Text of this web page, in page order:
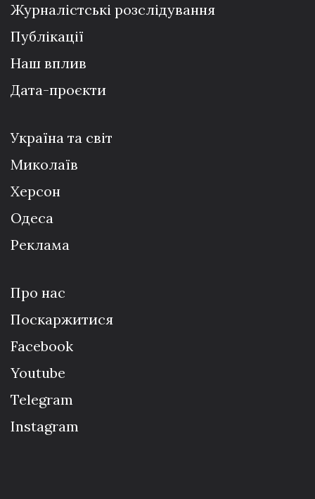
Журналістські розслідування
Публікації
Наш вплив
Дата-проєкти
Україна та світ
Миколаїв
Херсон
Одеса
Реклама
Про нас
Поскаржитися
Facebook
Youtube
Telegram
Instagram